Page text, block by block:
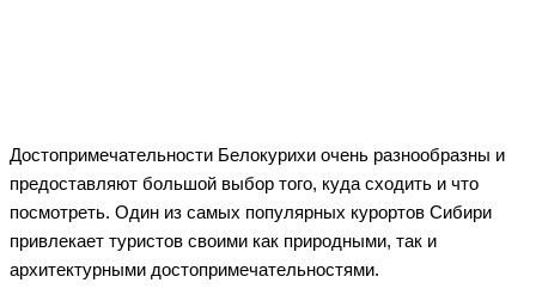
Достопримечательности Белокурихи очень разнообразны и
предоставляют большой выбор того, куда сходить и что
посмотреть. Один из самых популярных курортов Сибири
привлекает туристов своими как природными, так и
архитектурными достопримечательностями.